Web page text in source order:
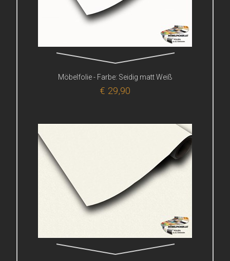
Möbelfolie - Farbe: Seidig matt Weiß
€ 29,90